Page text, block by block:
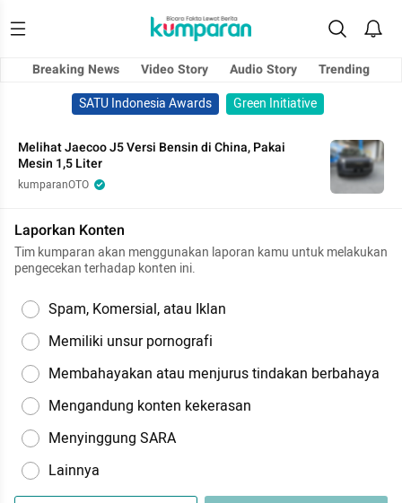
Breaking News Video Story Audio Story
Trending
SATU Indonesia Awards
Green Initiative
Melihat Jaecoo J5 Versi Bensin di China, Pakai
Mesin 1,5 Liter
kumparanOTO
Laporkan Konten
Tim kumparan akan menggunakan laporan kamu untuk melakukan
pengecekan terhadap konten ini.
Spam, Komersial, atau Iklan
Memiliki unsur pornografi
Membahayakan atau menjurus tindakan berbahaya
Mengandung konten kekerasan
Menyinggung SARA
Lainnya